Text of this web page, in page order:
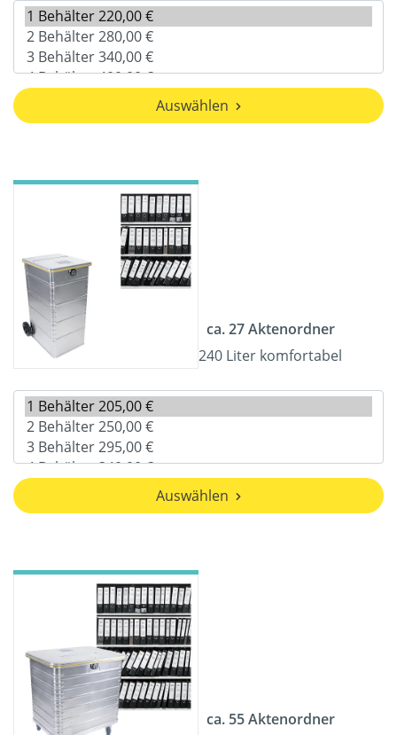
Auswählen
ca. 27 Aktenordner
240 Liter komfortabel
Auswählen
ca. 55 Aktenordner